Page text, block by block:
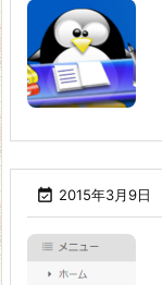
 2015年3月9日